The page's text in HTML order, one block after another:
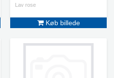
Lav rose
Køb billede